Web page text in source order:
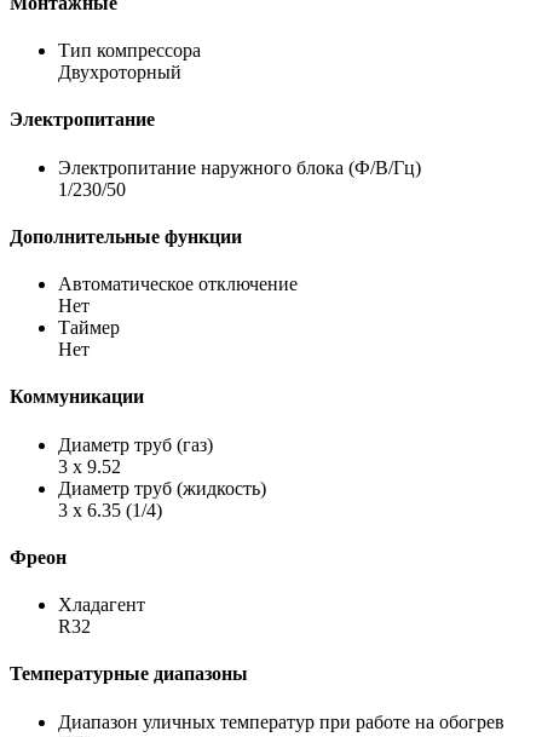
Тип компрессора
Двухроторный
Электропитание
Электропитание наружного блока (Ф/В/Гц)
1/230/50
Дополнительные функции
Автоматическое отключение
Нет
Таймер
Нет
Коммуникации
Диаметр труб (газ)
3 х 9.52
Диаметр труб (жидкость)
3 х 6.35 (1/4)
Фреон
Хладагент
R32
Температурные диапазоны
Диапазон уличных температур при работе на обогрев